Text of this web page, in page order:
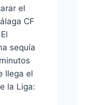
el
CF
sequía
llega el
la Liga: